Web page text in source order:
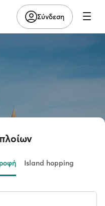
Σύνδεση
Island hopping